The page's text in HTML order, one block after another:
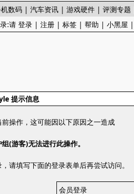
数码 |汽车资讯 |游戏硬件 |评测专题
:请登录 |注册 |标签 |帮助 |小黑屋 |
提示信息
操作，这可能因以下原因之一造成
(游客)无法进行此操作。
请填写下面的登录表单后再尝试访问。
会员登录